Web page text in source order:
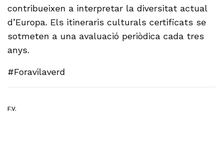
contribueixen a interpretar la diversitat actual
d’Europa. Els itineraris culturals certificats se
sotmeten a una avaluació periòdica cada tres
anys.
#Foravilaverd
F.V.